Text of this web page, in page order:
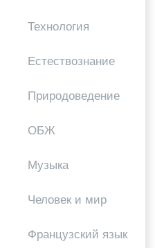
Технология
Естествознание
Природоведение
ОБЖ
Музыка
Человек и мир
Французский язык